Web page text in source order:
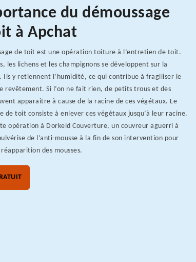
du démoussage
à Apchat
de toit est une opération toiture à l’entretien de toit.
les lichens et les champignons se développent sur la
Ils y retiennent l’humidité, ce qui contribue à fragiliser le
revêtement. Si l’on ne fait rien, de petits trous et des
apparaitre à cause de la racine de ces végétaux. Le
de toit consiste à enlever ces végétaux jusqu’à leur racine.
opération à Dorkeld Couverture, un couvreur aguerri à
de l’anti-mousse à la fin de son intervention pour
des mousses.